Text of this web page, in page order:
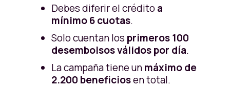
Debes diferir el créditoa
mínimo 6 cuotas.
Solo cuentan los primeros 100
desembolsos válidos por día.
La campaña tiene unmáximo de
2.200 beneficiosen total.